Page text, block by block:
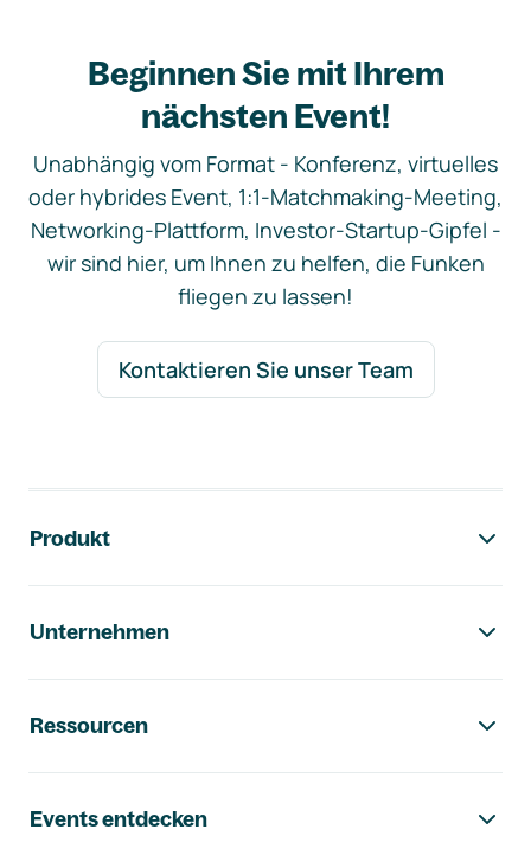
Beginnen Sie mit Ihrem
nächsten Event!
Unabhängig vom Format - Konferenz, virtuelles
oder hybrides Event, 1:1-Matchmaking-Meeting,
Networking-Plattform, Investor-Startup-Gipfel -
wir sind hier, um Ihnen zu helfen, die Funken
fliegen zu lassen!
Kontaktieren Sie unser Team
Produkt
Unternehmen
Ressourcen
Events entdecken